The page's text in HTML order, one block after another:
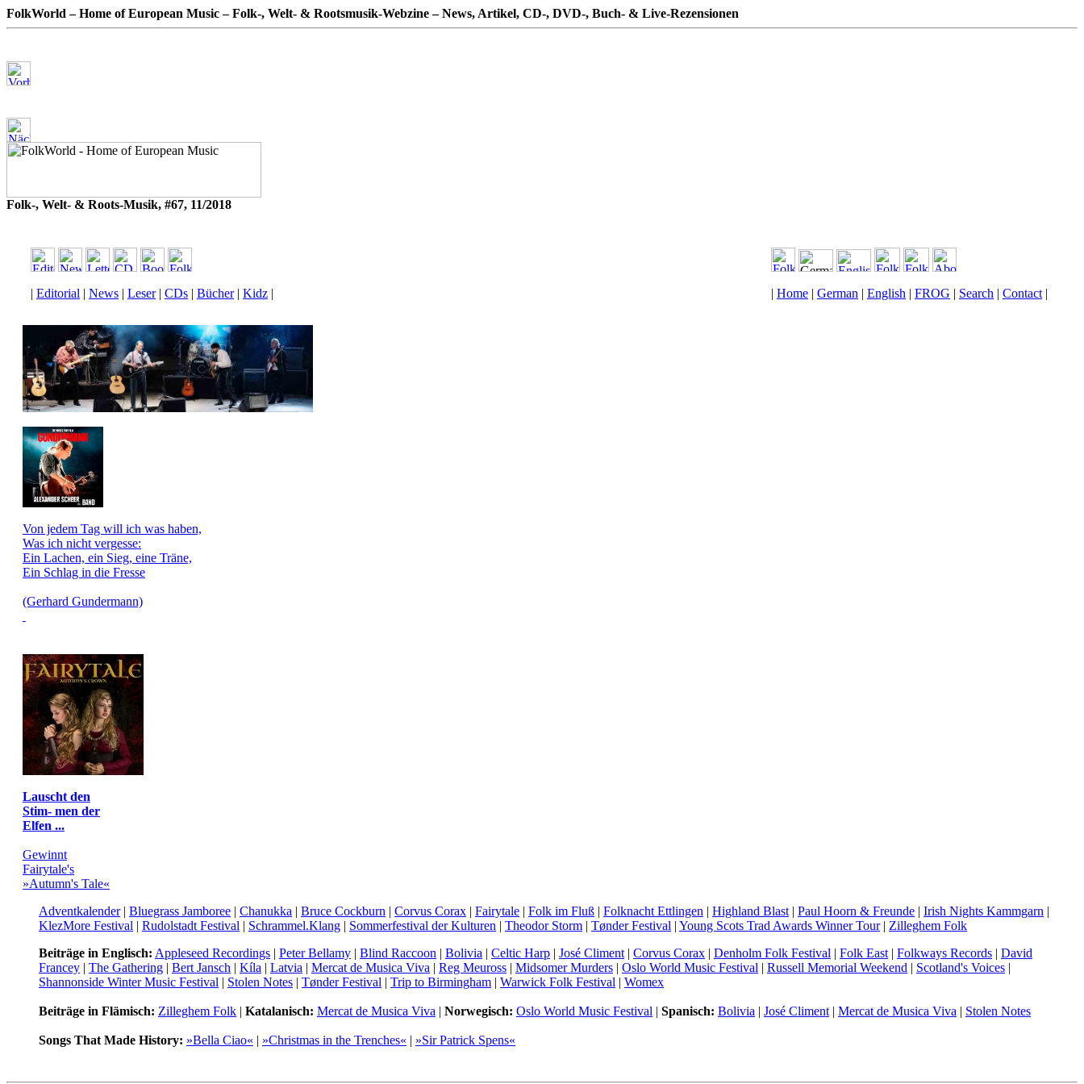
FolkWorld – Home of European Music – Folk-, Welt- & Rootsmusik-Webzine – News, Artikel, CD-, DVD-, Buch- & Live-Rezensionen
Folk-, Welt- & Roots-Musik, #67, 11/2018
| Editorial | News | Leser| CDs | Bücher| Kidz | | Home | German | English | FROG | Search | Contact |
Von jedem Tag will ich was haben,
Was ich nicht vergesse:
Ein Lachen, ein Sieg, eine Träne,
Ein Schlag in die Fresse
(Gerhard Gundermann)
Lauscht den
Stim- men der
Elfen ...
Gewinnt
Fairytale's
»Autumn's Tale«
Adventkalender| Bluegrass Jamboree | Chanukka | Bruce Cockburn | Corvus Corax | Fairytale | Folk im Fluß | Folknacht Ettlingen | Highland Blast | Paul Hoorn & Freunde | Irish Nights Kammgarn |
KlezMore Festival | Rudolstadt Festival | Schrammel.Klang | Sommerfestival der Kulturen | Theodor Storm | Tønder Festival | Young Scots Trad Awards Winner Tour| Zilleghem Folk
Beiträge in Englisch: Appleseed Recordings | Peter Bellamy | Blind Raccoon | Bolivia | Celtic Harp | José Climent | Corvus Corax | Denholm Folk Festival | Folk East | Folkways Records | David
Francey | The Gathering | Bert Jansch | Kíla | Latvia | Mercat de Musica Viva | Reg Meuross | Midsomer Murders | Oslo World Music Festival | Russell Memorial Weekend | Scotland's Voices |
Shannonside Winter Music Festival | Stolen Notes | Tønder Festival | Trip to Birmingham | Warwick Folk Festival | Womex
Beiträge in Flämisch: Zilleghem Folk | Katalanisch: Mercat de Musica Viva | Norwegisch: Oslo World Music Festival | Spanisch: Bolivia | José Climent | Mercat de Musica Viva | Stolen Notes
Songs That Made History: »Bella Ciao« | »Christmas in the Trenches« | »Sir Patrick Spens«